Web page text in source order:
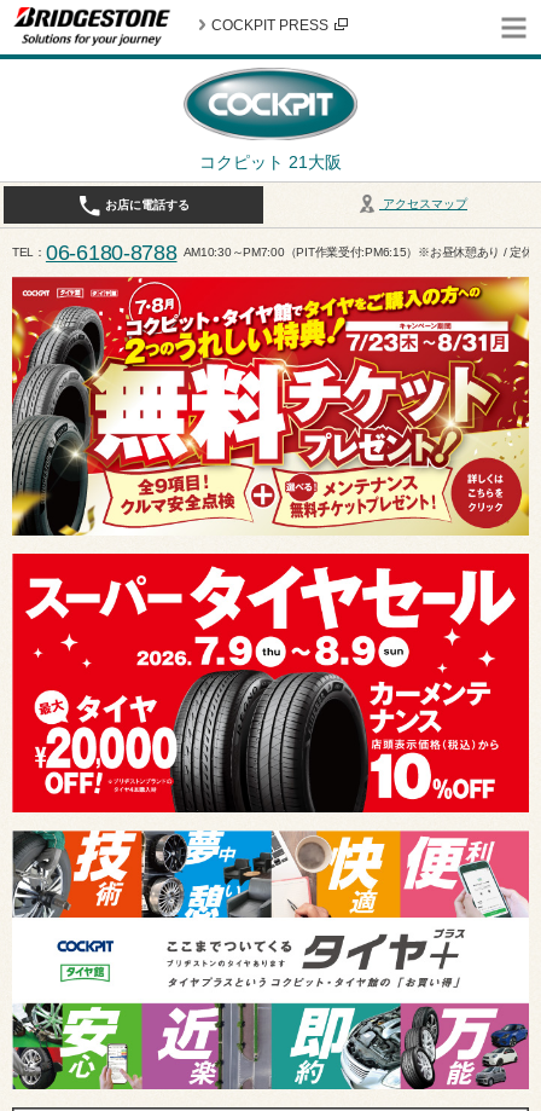
コクピット 21大阪
COCKPIT PRESS
アクセスマップ
お店に電話する
TEL 06-6180-8788 AM10:30～PM7:00（PIT作業受付:PM6:15）※お昼休憩あり / 定休